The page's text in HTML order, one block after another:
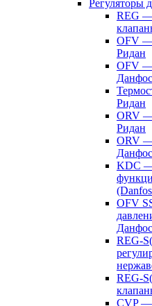
Регуляторы
REG —
OFV —
Ридан
OFV —
Ридан
ORV —
Ридан
ORV —
KDC —
OFV
REG-
REG-
CVP —